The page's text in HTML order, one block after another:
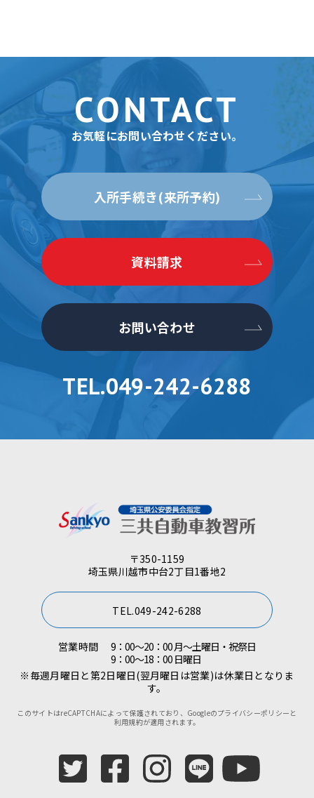
CONTACT
お気軽にお問い合わせください。
入所手続き(来所予約)
資料請求
お問い合わせ
TEL.049-242-6288
〒350-1159
埼玉県川越市中台2丁目1番地2
TEL.049-242-6288
営業時間
9：00～20：00 月～土曜日・祝祭日
9：00～18：00 日曜日
※毎週月曜日と第2日曜日(翌月曜日は営業)は休業日となりま
す。
このサイトはreCAPTCHAによって保護されており、Googleのプライバシーポリシー と
利用規約が適用されます。